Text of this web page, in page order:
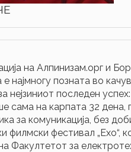
на Алпинизам.орг и
најмногу позната во
нејзиниот последен
сама на карпата 32
за комуникација, без
фестивал „Ехо“,
Факултетот за